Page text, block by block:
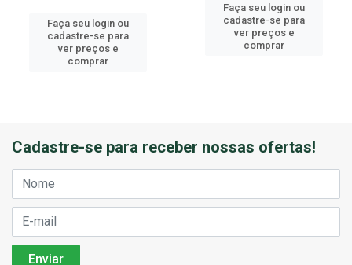
Faça seu login ou
cadastre-se para
ver preços e
comprar
Faça seu login ou
cadastre-se para
ver preços e
comprar
Cadastre-se para receber nossas ofertas!